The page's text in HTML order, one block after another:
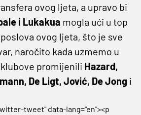
ovog ljeta, a upravo bi
i Lukakua mogla ući u top
ovog ljeta, što je sve
naročito kada uzmemo u
promijenili Hazard,
De Ligt, Jović, De Jong i
tweet" data-lang="en"><p